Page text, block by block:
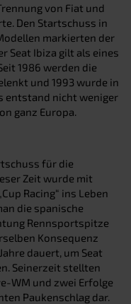
von Fiat und
Den Startschuss in
markierten der
Seat Ibiza gilt als eines
1986 werden die
und 1993 wurde in
entstand nicht weniger
ganz Europa.
für die
Zeit wurde mit
Racing“ ins Leben
die spanische
Rennsportspitze
Konsequenz
dauert, um Seat
Seinerzeit stellten
WM und zwei Erfolge
Paukenschlag dar.